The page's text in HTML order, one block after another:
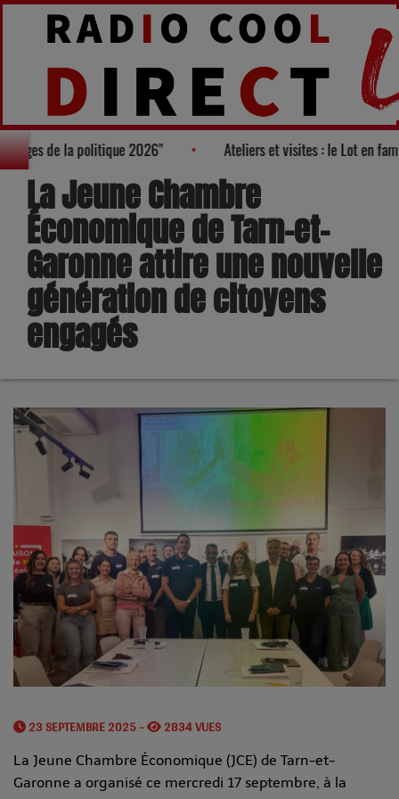
des "100 nouveaux visages de la politique 2026" Ateliers et
La Jeune Chambre
Économique de Tarn-et-
Garonne attire une nouvelle
génération de citoyens
engagés
23 SEPTEMBRE 2025 - 2834 VUES
La Jeune Chambre Économique (JCE) de Tarn-et-
Garonne a organisé ce mercredi 17 septembre, à la